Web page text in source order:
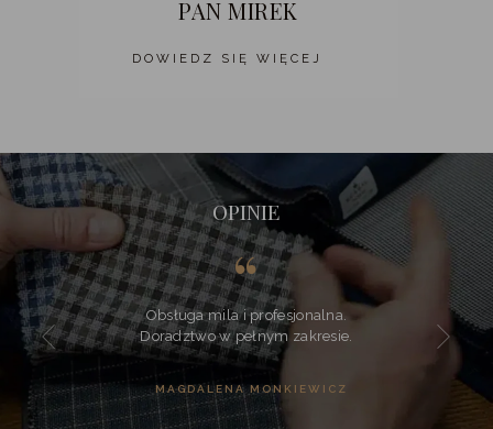
PAN MIREK
DOWIEDZ SIĘ WIĘCEJ
OPINIE
Obsługa mila i profesjonalna.
Doradztwo w pełnym zakresie.
MAGDALENA MONKIEWICZ